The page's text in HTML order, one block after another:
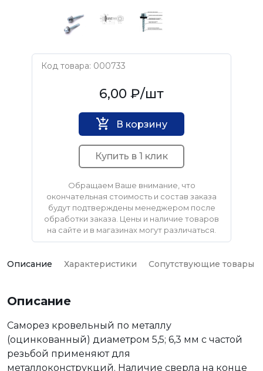
Код товара: 000733
6,00 ₽/шт
В корзину
Купить в 1 клик
Обращаем Ваше внимание, что
окончательная стоимость и состав заказа
будут подтверждены менеджером после
обработки заказа. Цены и наличие товаров
на сайте и в магазинах могут различаться.
Описание Характеристики Сопутствующие товары
Описание
Саморез кровельный по металлу
(оцинкованный) диаметром 5,5; 6,3 мм с частой
резьбой применяют для
металлоконструкций. Наличие сверла на конце